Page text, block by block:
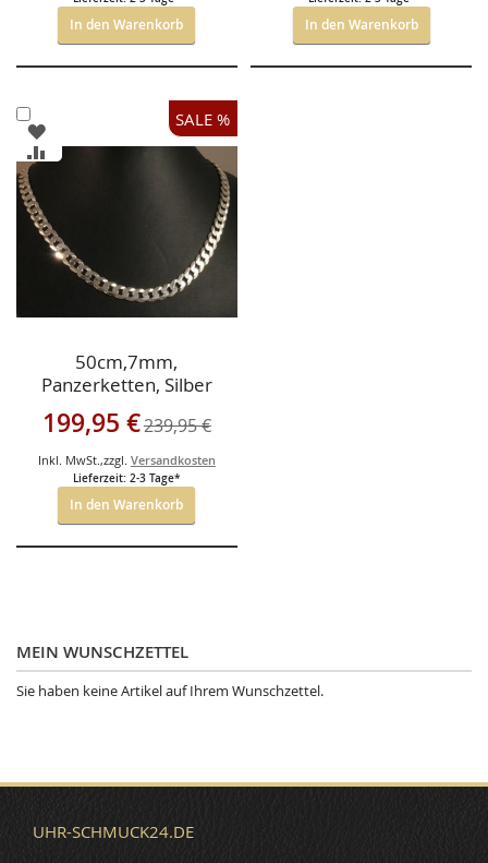
In den Warenkorb In den Warenkorb
SALE %
den
Warenkorb
ZUR
WUNSCHLISTE
ZUR
50cm,7mm,
Panzerketten, Silber
Sonderangebot
199,95 €239,95 €
Inkl. MwSt. ,zzgl. Versandkosten
Lieferzeit: 2-3 Tage*
In den Warenkorb
MEIN WUNSCHZETTEL
Sie haben keine Artikel auf Ihrem Wunschzettel.
UHR-SCHMUCK24.DE